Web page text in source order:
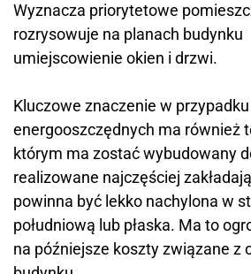
Wyznacza priorytetowe
rozrysowuje na planach budynku
umiejscowienie okien i drzwi.
Kluczowe znaczenie w
energooszczędnych ma również
którym ma zostać wybudowany
realizowane najczęściej
powinna być lekko nachylona w
południową lub płaska. Ma to
na późniejsze koszty związane z